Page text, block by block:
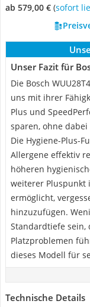
ab 579,00 € ( Sofort
Unser Fazit für
Die Bosch
uns mit ihrer
Plus und
sparen, ohne
Die Hygiene-Plus-
Allergene effektiv
höheren
weiterer Pluspunkt
ermöglicht,
hinzuzufügen.
Standardtiefe sein,
Platzproblemen
dieses Modell für
Technische Details